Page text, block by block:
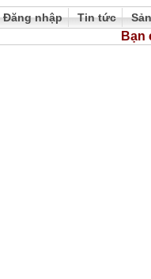
Đăng nhập Tin tức
Bạn